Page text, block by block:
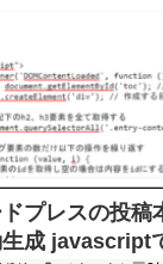
プレスの投稿
生成 javascript